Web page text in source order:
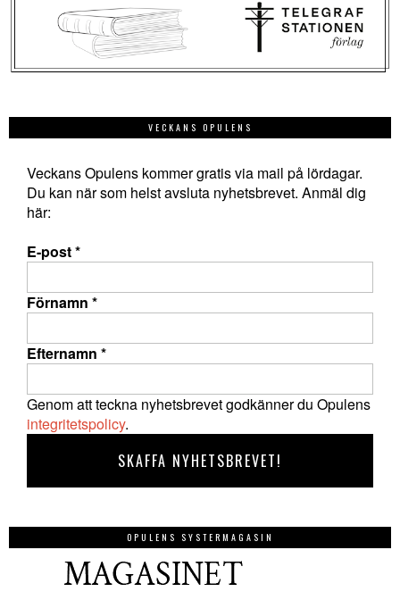
VECKANS OPULENS
Veckans Opulens kommer gratis via mail på lördagar.
Du kan när som helst avsluta nyhetsbrevet. Anmäl dig
här:
E-post*
Förnamn *
Efternamn *
Genom att teckna nyhetsbrevet godkänner du Opulens
integritetspolicy.
OPULENS SYSTERMAGASIN